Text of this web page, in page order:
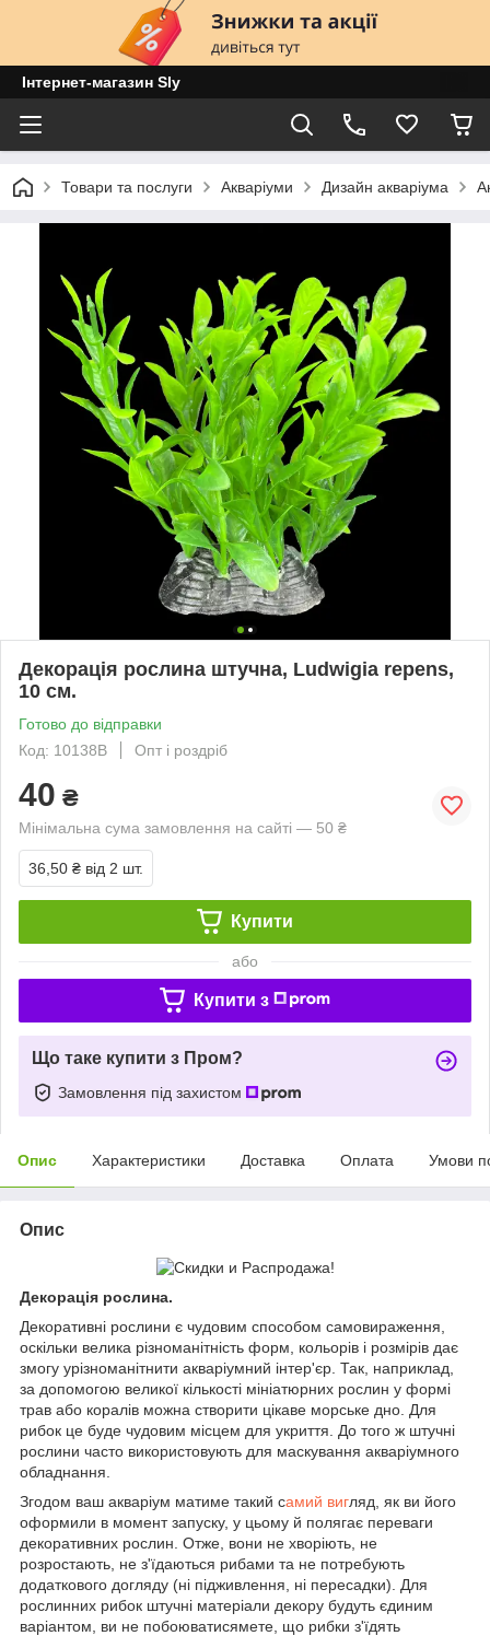
Інтернет-магазин Sly
Товари та послуги Акваріуми Дизайн акваріума
Декорація рослина штучна, Ludwigia repens,
10 см.
Готово до відправки
Код: 10138B
Опт і роздріб
40 ₴
Мінімальна сума замовлення на сайті — 50 ₴
36,50 ₴ від 2 шт.
Купити
або
Купити з
Що таке купити з Пром?
Замовлення під захистом
Опис Характеристики Доставка Оплата Умови
Опис
Декорація рослина.
Декоративні рослини є чудовим способом самовираження,
оскільки велика різноманітність форм, кольорів і розмірів дає
змогу урізноманітнити акваріумний інтер'єр. Так, наприклад,
за допомогою великої кількості мініатюрних рослин у формі
трав або коралів можна створити цікаве морське дно. Для
рибок це буде чудовим місцем для укриття. До того ж штучні
рослини часто використовують для маскування акваріумного
обладнання.
Згодом ваш акваріум матиме такий самий вигляд, як ви його
оформили в момент запуску, у цьому й полягає переваги
декоративних рослин. Отже, вони не хворіють, не
розростають, не з'їдаються рибами та не потребують
додаткового догляду (ні підживлення, ні пересадки). Для
рослинних рибок штучні матеріали декору будуть єдиним
варіантом, ви не побоюватисямете, що рибки з'їдять